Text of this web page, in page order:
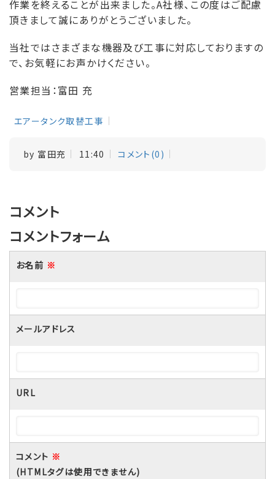
作業を終えることが出来ました。A社様、この度はご配慮
頂きまして誠にありがとうございました。
当社ではさまざまな機器及び工事に対応しておりますの
で、お気軽にお声かけください。
営業担当：富田 充
エアータンク取替工事
by 富田充 11:40 コメント(0)
コメント
コメントフォーム
お名前 ※
メールアドレス
URL
コメント ※
(HTMLタグは使用できません)